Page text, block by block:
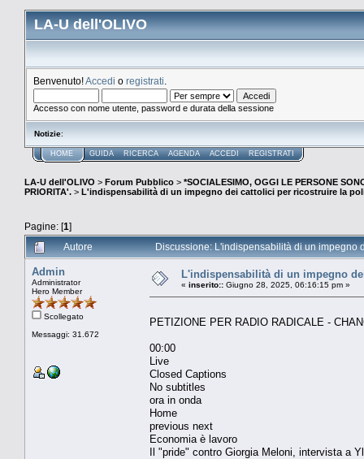
LA-U dell'OLIVO
Benvenuto!Accedi o registrati
Accesso con nome utente, password e durata della sessione
Notizie:
HOME GUIDA RICERCA AGENDA ACCEDI REGISTRATI
LA-U dell'OLIVO > Forum Pubblico > *SOCIALESIMO, OGGI LE PERSONE
PRIORITA'. > L'indispensabilità di un impegno dei cattolici per ricostruire la
Pagine: [1]
Autore
Discussione: L'indispensabilità di un impegno
Admin
Administrator
Hero Member
Scollegato
Messaggi: 31.672
L'indispensabilità di un impegno
« inserito:: Giugno 28, 2025, 06:16:15 pm »
PETIZIONE PER RADIO RADICALE -
00:00
Live
Closed Captions
No subtitles
ora in onda
Home
previous next
Economia è lavoro
Il "pride" contro Giorgia Meloni, intervista a